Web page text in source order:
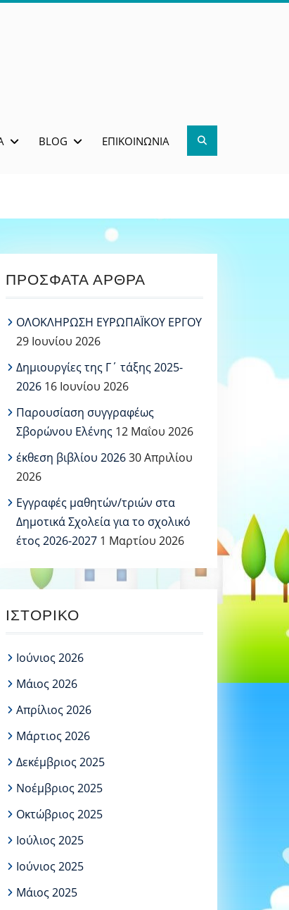
BLOG ΕΠΙΚΟΙΝΩΝΊΑ Search
ΠΡΌΣΦΑΤΑ ΆΡΘΡΑ
ΟΛΟΚΛΗΡΩΣΗ ΕΥΡΩΠΑΪΚΟΥ ΕΡΓΟΥ
29 Ιουνίου 2026
Δημιουργίες της Γ΄ τάξης 2025-
2026 16 Ιουνίου 2026
Παρουσίαση συγγραφέως
Σβορώνου Ελένης 12 Μαΐου 2026
έκθεση βιβλίου 202630 Απριλίου
2026
Εγγραφές μαθητών/τριών στα
Δημοτικά Σχολεία για το σχολικό
έτος 2026-2027 1 Μαρτίου 2026
ΙΣΤΟΡΙΚΌ
Ιούνιος 2026
Μάιος 2026
Απρίλιος 2026
Μάρτιος 2026
Δεκέμβριος 2025
Νοέμβριος 2025
Οκτώβριος 2025
Ιούλιος 2025
Ιούνιος 2025
Μάιος 2025